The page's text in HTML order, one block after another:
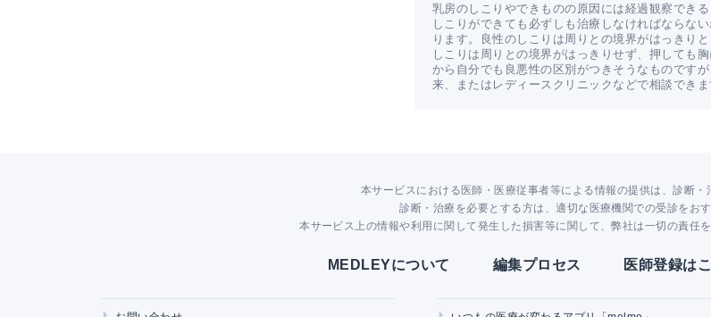
乳房のしこりやできものの原因には経過観察でき
しこりができても必ずしも治療しなければならな
ります。良性のしこりは周りとの境界がはっきり
しこりは周りとの境界がはっきりせず、押しても
から自分でも良悪性の区別がつきそうなものです
来、またはレディースクリニックなどで相談できま
本サービスにおける医師・医療従事者等による情報の提供は、診断・
診断・治療を必要とする方は、適切な医療機関での受診をおす
本サービス上の情報や利用に関して発生した損害等に関して、弊社は一切の責任
MEDLEYについて 編集プロセス 医師登録は